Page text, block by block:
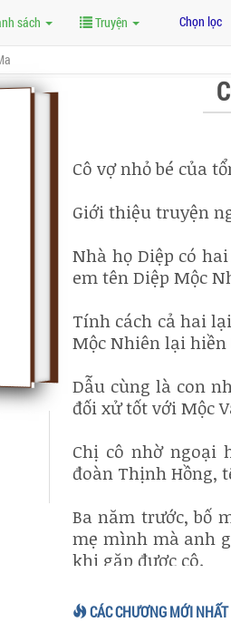
sách Truyện Chọn lọc
Cô vợ nhỏ bé của
Giới thiệu truyện
Nhà họ Diệp có
em tên Diệp Mộc
Tính cách cả hai
Mộc Nhiên lại
Dẫu cùng là con
đối xử tốt với Mộc
Chị cô nhờ ngoại
đoàn Thịnh Hồng,
Ba năm trước, bố
mẹ mình mà anh
khi gặp được cô.
Người con gái chỉ
CÁC CHƯƠNG MỚI NHẤT